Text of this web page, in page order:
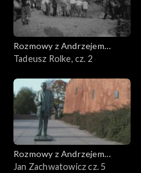
Rozmowy z Andrzejem
Doboszem
Tadeusz Rolke, cz. 2
Rozmowy z Andrzejem
Doboszem
Jan Zachwatowicz cz. 5